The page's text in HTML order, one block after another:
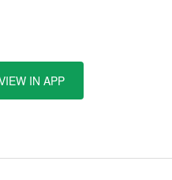
IN APP